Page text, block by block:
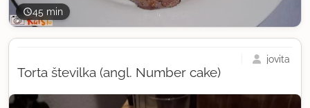
45 min
Torta številka (angl. Number cake)
jovita